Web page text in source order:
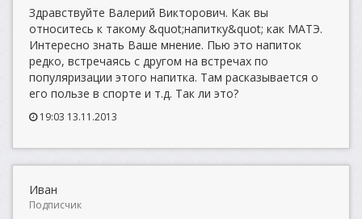
Здравствуйте Валерий Викторович. Как вы
относитесь к такому &quot;напитку&quot; как МАТЭ.
Интересно знать Ваше мнение. Пью это напиток
редко, встречаясь с другом на встречах по
популяризации этого напитка. Там расказывается о
его пользе в спорте и т.д. Так ли это?
19:03 13.11.2013
Иван
Подписчик